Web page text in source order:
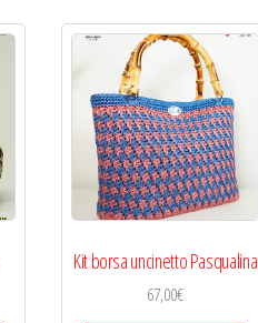
Kit borsa uncinetto Pasqualina
67,00€